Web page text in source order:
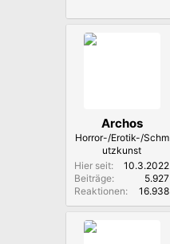
Archos
Horror-/Erotik-/Schm
utzkunst
Hier seit
10.3.2022
Beiträge
5.927
Reaktionen
16.938